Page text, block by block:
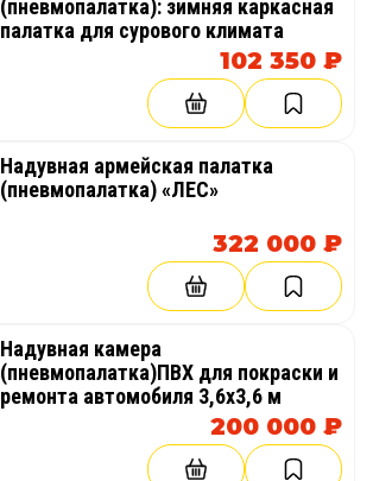
(пневмопалатка): зимняя каркасная
палатка для сурового климата
102 350 ₽
Надувная армейская палатка
(пневмопалатка) «ЛЕС»
322 000 ₽
Надувная камера
(пневмопалатка)ПВХ для покраски и
ремонта автомобиля 3,6х3,6 м
200 000 ₽